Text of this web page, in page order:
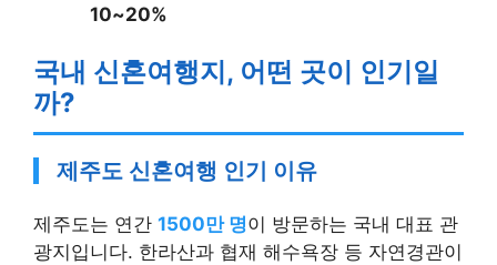
10~20%
국내 신혼여행지, 어떤 곳이 인기일
까?
제주도 신혼여행 인기 이유
제주도는 연간 1500만 명이 방문하는 국내 대표 관
광지입니다. 한라산과 협재 해수욕장 등 자연경관이